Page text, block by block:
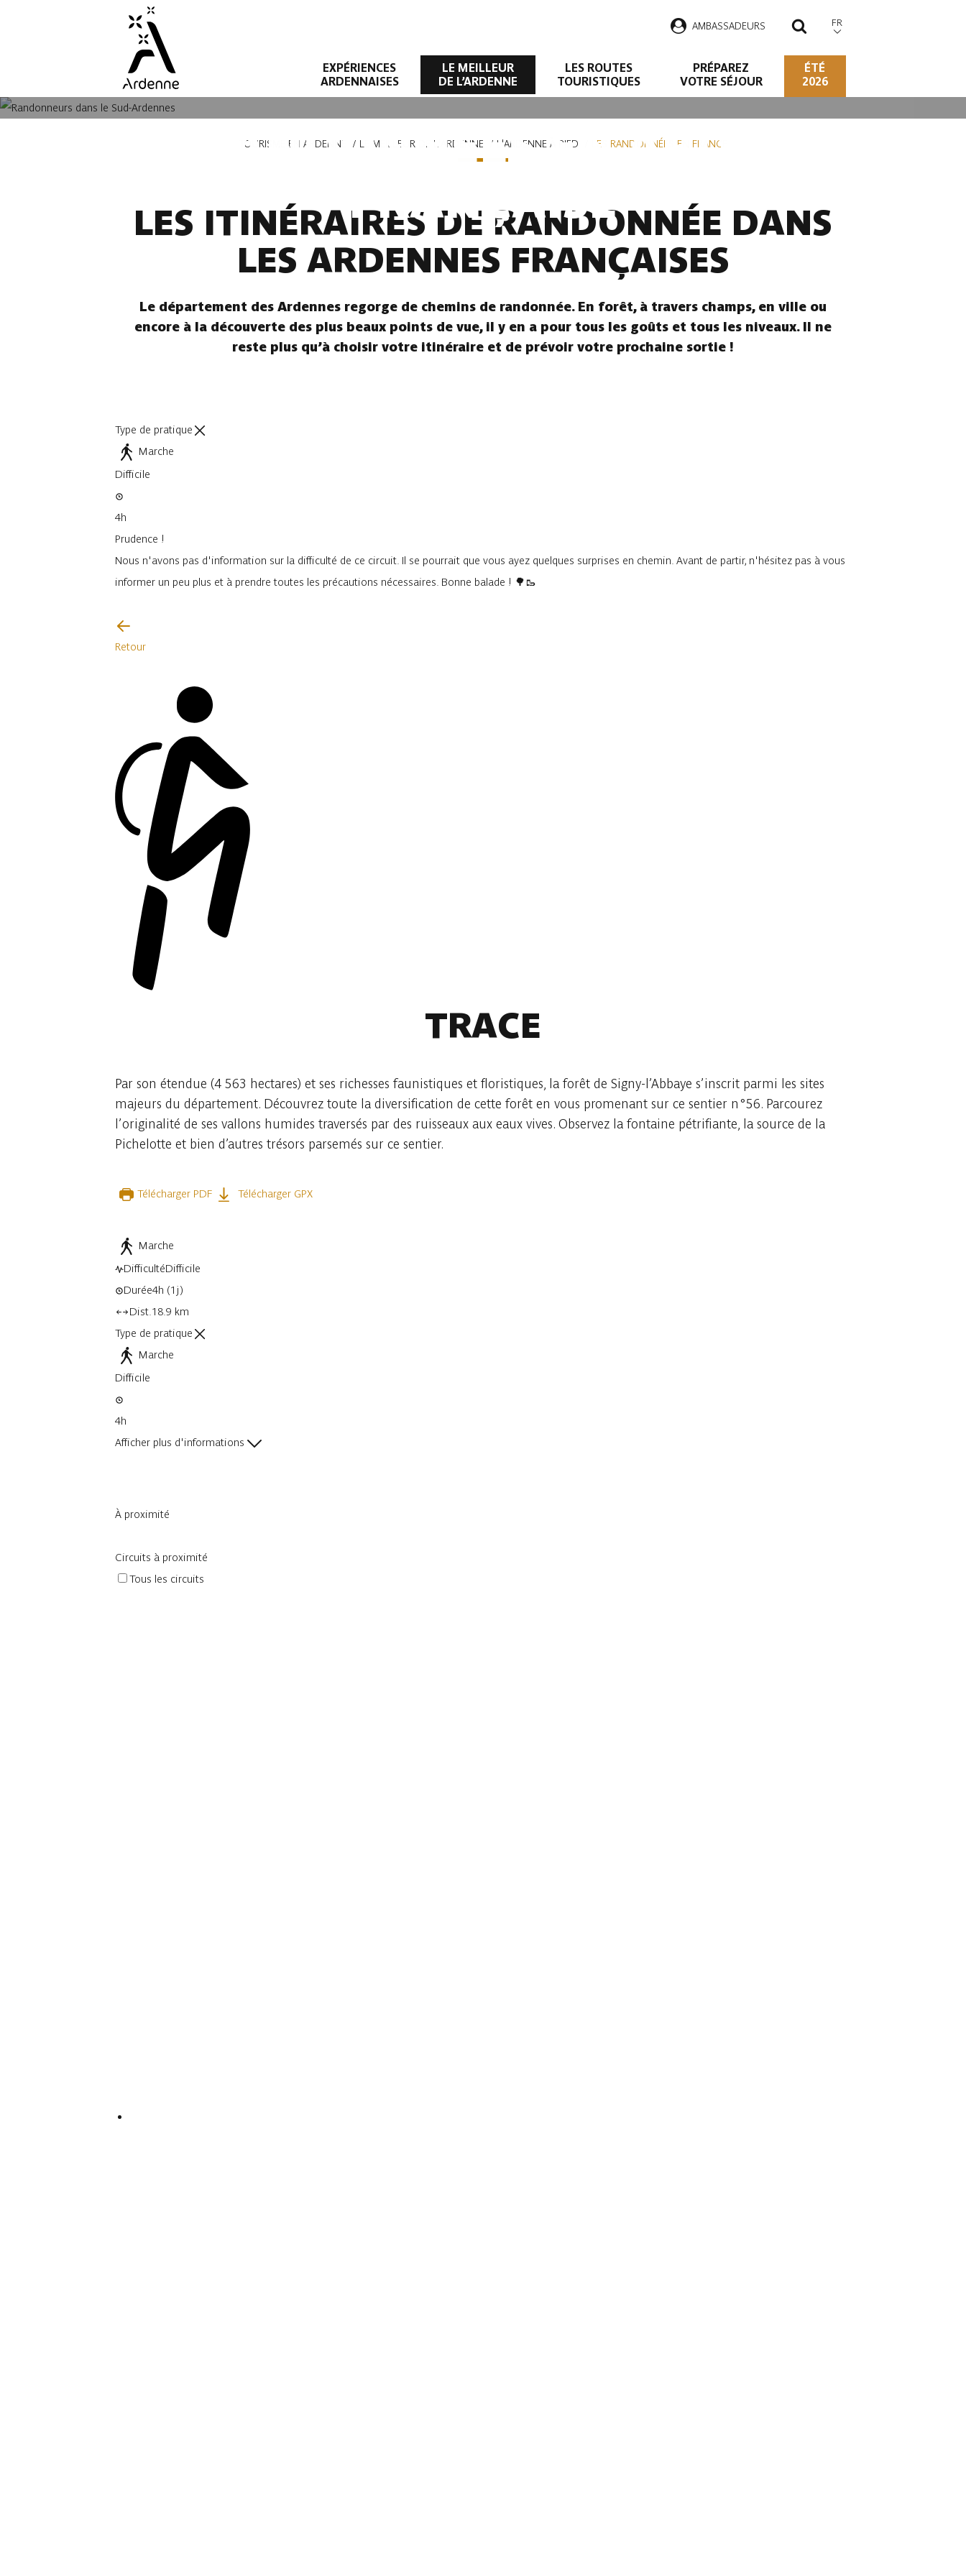
AMBASSADEURS RECHERCHER
FR
EXPÉRIENCES
ARDENNAISES
LE MEILLEUR
DE L’ARDENNE
LES ROUTES
TOURISTIQUES
PRÉPAREZ
VOTRE SÉJOUR
ÉTÉ
2026
LES RANDONNÉES EN ARDENNE
FRANÇAISE
TOURISME EN ARDENNE LE MEILLEUR DE L'ARDENNE L'ARDENNE À PIED LES RANDONNÉES EN FRANCE
LES ITINÉRAIRES DE RANDONNÉE DANS
LES ARDENNES FRANÇAISES
Le département des Ardennes regorge de chemins de randonnée. En forêt, à travers champs, en ville ou
encore à la découverte des plus beaux points de vue, il y en a pour tous les goûts et tous les niveaux. Il ne
reste plus qu’à choisir votre itinéraire et de prévoir votre prochaine sortie !
Type de pratique
Marche
Difficile
4h
Prudence !
Nous n'avons pas d'information sur la difficulté de ce circuit. Il se pourrait que vous ayez quelques surprises en chemin. Avant de partir, n'hésitez pas à vous
informer un peu plus et à prendre toutes les précautions nécessaires. Bonne balade ! 🌳🥾
Retour
TRACE
Par son étendue (4 563 hectares) et ses richesses faunistiques et floristiques, la forêt de Signy-l’Abbaye s’inscrit parmi les sites
majeurs du département. Découvrez toute la diversification de cette forêt en vous promenant sur ce sentier n°56. Parcourez
l’originalité de ses vallons humides traversés par des ruisseaux aux eaux vives. Observez la fontaine pétrifiante, la source de la
Pichelotte et bien d’autres trésors parsemés sur ce sentier.
Télécharger PDF Télécharger GPX
Marche
DifficultéDifficile
Durée4h (1j)
Dist.18.9 km
Type de pratique
Marche
Difficile
4h
Afficher plus d'informations
À proximité
Circuits à proximité
Tous les circuits